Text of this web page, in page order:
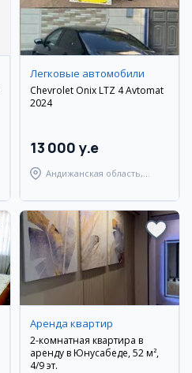
Легковые автомобили
Chevrolet Onix LTZ 4 Avtomat
2024
13 000 y.e
Андижанская область,
Аренда квартир
2-комнатная квартира в
аренду в Юнусабеде, 52 м²,
4/9 эт.